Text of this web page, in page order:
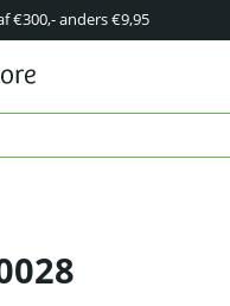
€300,- anders €9,95